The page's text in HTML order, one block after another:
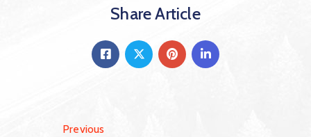
Share Article
Previous